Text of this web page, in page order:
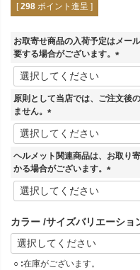
[ 298 ポイント進呈 ]
お取寄せ商品の入荷予定はメー
要する場合がございます。
(
須
原則として当店では、ご注文後
ません。
(
必
須
)
ヘルメット関連商品は、お取り
かる場合がございます。
(
)
カラー サイズバリエーショ
○ 在庫がございます。